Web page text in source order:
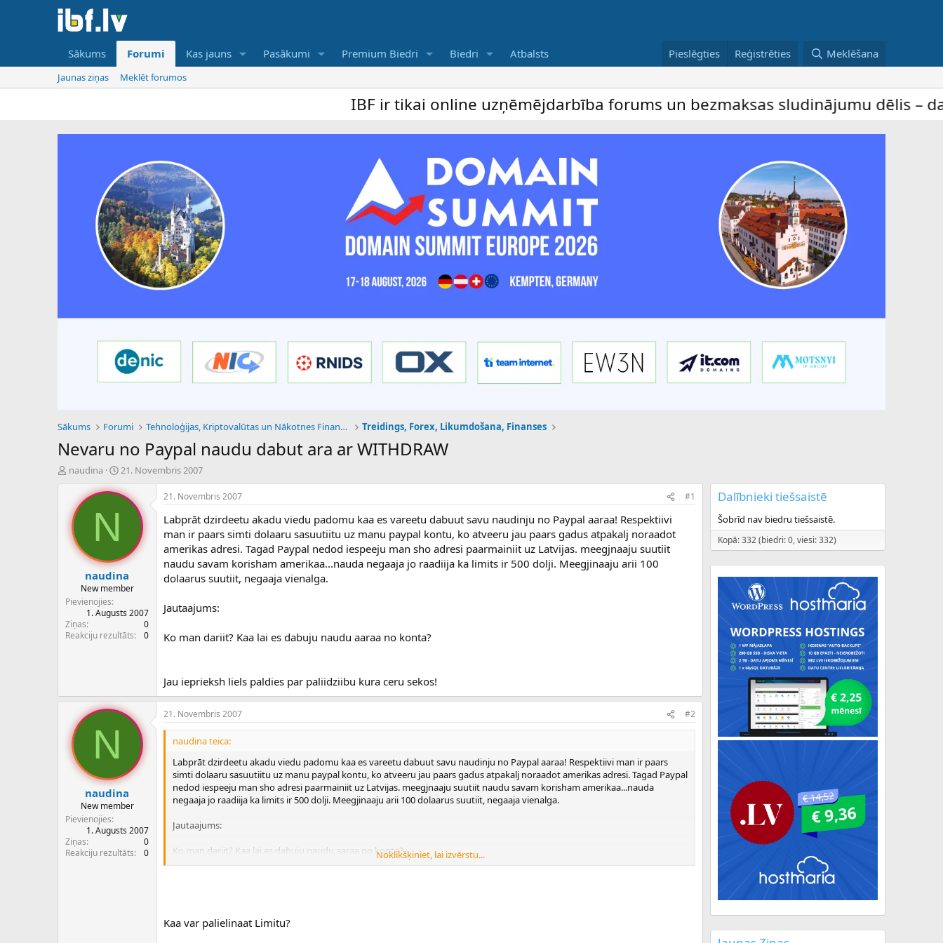
Sākums Forumi Kas jauns Pasākumi Premium Biedri Biedri Atbalsts Pieslēgties Reģistrēties Meklēšana
Jaunas ziņas Meklēt forumos
IBF ir tikai online uzņēmējdarbība forums un bezmaksas sludinājumu dēlis – dalība ir bez
Sākums Forumi Tehnoloģijas, Kriptovalūtas un Nākotnes Finanses Treidings, Forex, Likumdošana, Finanses
Nevaru no Paypal naudu dabut ara ar WITHDRAW
P
e
d
e
z
s
ā
c
naudina
S
k
a
u
m
s
21. Novembris 2007
N
naudina
New member
Pievienojies
1. Augusts 2007
Ziņas
0
Reakciju rezultāts
0
21. Novembris 2007 #1
Labprāt dzirdeetu akadu viedu padomu kaa es vareetu dabuut savu naudinju no Paypal aaraa! Respektiivi
man ir paars simti dolaaru sasuutiitu uz manu paypal kontu, ko atveeru jau paars gadus atpakalj noraadot
amerikas adresi. Tagad Paypal nedod iespeeju man sho adresi paarmainiit uz Latvijas. meegjnaaju suutiit
naudu savam korisham amerikaa...nauda negaaja jo raadiija ka limits ir 500 dolji. Meegjinaaju arii 100
dolaarus suutiit, negaaja vienalga.
Jautaajums:
Ko man dariit? Kaa lai es dabuju naudu aaraa no konta?
Jau ieprieksh liels paldies par paliidziibu kura ceru sekos!
N
naudina
New member
Pievienojies
1. Augusts 2007
Ziņas
0
Reakciju rezultāts
0
21. Novembris 2007 #2
naudina teica:
Labprāt dzirdeetu akadu viedu padomu kaa es vareetu dabuut savu naudinju no Paypal aaraa! Respektiivi man ir paars
simti dolaaru sasuutiitu uz manu paypal kontu, ko atveeru jau paars gadus atpakalj noraadot amerikas adresi. Tagad Paypal
nedod iespeeju man sho adresi paarmainiit uz Latvijas. meegjnaaju suutiit naudu savam korisham amerikaa...nauda
negaaja jo raadiija ka limits ir 500 dolji. Meegjinaaju arii 100 dolaarus suutiit, negaaja vienalga.
Jautaajums:
Ko man dariit? Kaa lai es dabuju naudu aaraa no konta?Noklikšķiniet, lai izvērstu...
Kaa var palielinaat Limitu?
Dalībnieki tiešsaistē
Šobrīd nav biedru tiešsaistē.
Kopā: 332 (biedri: 0, viesi: 332)